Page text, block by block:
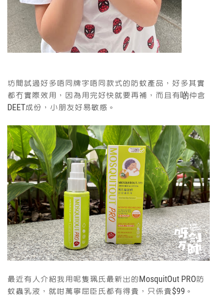
坊間試過好多唔同牌字唔同款式的防蚊產品，好多其實
都冇實際效用，因為用完好快就要再補，而且有啲仲含
DEET成份，小朋友好易敏感。
最近有人介紹我用呢隻珮氏最新出的MosquitOut PRO防
蚊蟲乳液，就咁萬寧屈臣氏都有得賣，只係賣$99。